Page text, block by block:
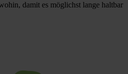
damit es möglichst lange haltbar